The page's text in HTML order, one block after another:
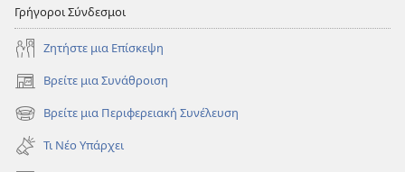
Γρήγοροι Σύνδεσμοι
Ζητήστε μια Επίσκεψη
Βρείτε μια Συνάθροιση
(ανοίγει
νέο
παράθυρο)
Βρείτε μια Περιφερειακή Συνέλευση
(ανοίγει
νέο
παράθυρο)
Τι Νέο Υπάρχει